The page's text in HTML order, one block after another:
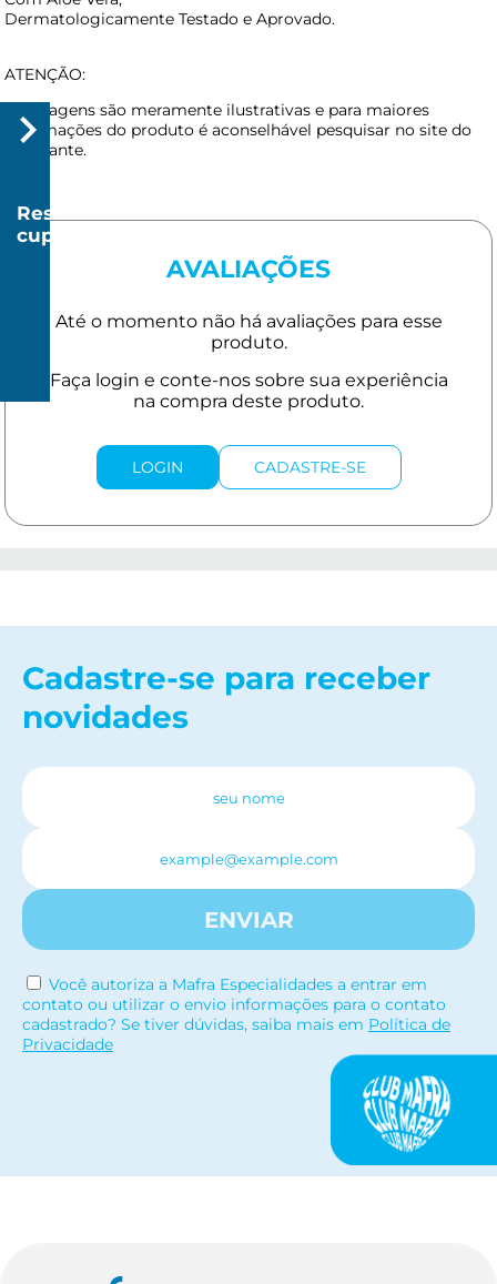
Dermatologicamente Testado e Aprovado.
ATENÇÃO:
As imagens são meramente ilustrativas e para maiores
informações do produto é aconselhável pesquisar no site do
fabricante.
AVALIAÇÕES
LOGIN CADASTRE-SE
Cadastre-se para receber
novidades
ENVIAR
Você autoriza a Mafra Especialidades a entrar em
contato ou utilizar o envio informações para o contato
cadastrado? Se tiver dúvidas, saiba mais em Política de
Privacidade
Resgatar
cupom
R$
150